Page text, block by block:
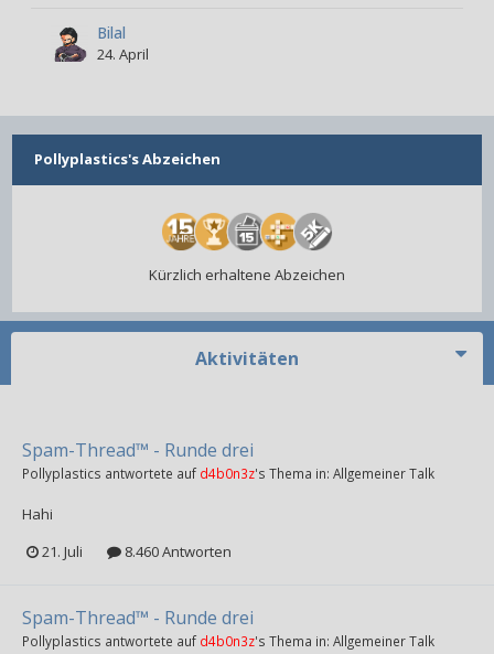
Bilal
24. April
Pollyplastics's Abzeichen
Kürzlich erhaltene Abzeichen
Aktivitäten
Spam-Thread™ - Runde drei
Pollyplastics antwortete auf d4b0n3z's Thema in: Allgemeiner Talk
Hahi
21. Juli
8.460 Antworten
Spam-Thread™ - Runde drei
Pollyplastics antwortete auf d4b0n3z's Thema in: Allgemeiner Talk